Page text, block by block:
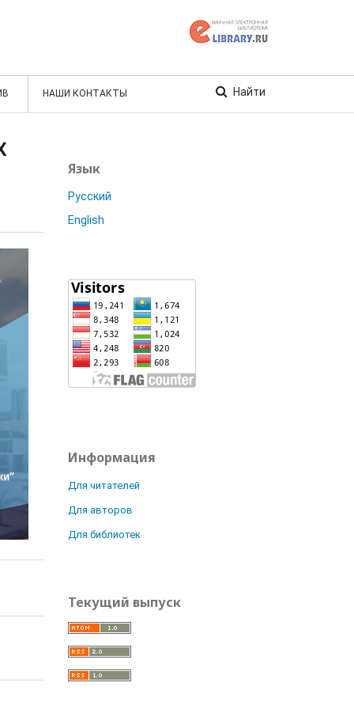
НАШИ КОНТАКТЫ Найти
Язык
Русский
English
Информация
Для читателей
Для авторов
Для библиотек
Текущий выпуск